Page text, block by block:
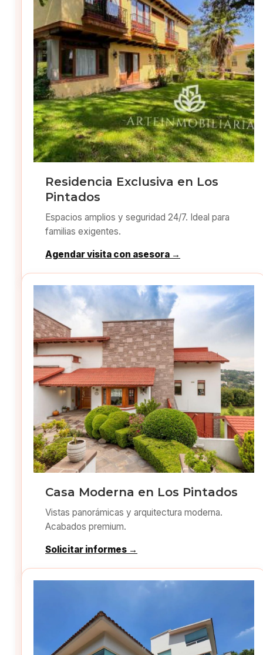
Residencia Exclusiva en Los
Pintados
Espacios amplios y seguridad 24/7. Ideal para
familias exigentes.
Agendar visita con asesora →
Casa Moderna en Los Pintados
Vistas panorámicas y arquitectura moderna.
Acabados premium.
Solicitar informes →